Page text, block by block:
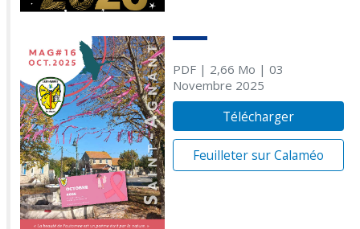
PDF| 2,66 Mo | 03
Novembre 2025
Télécharger
Feuilleter sur Calaméo